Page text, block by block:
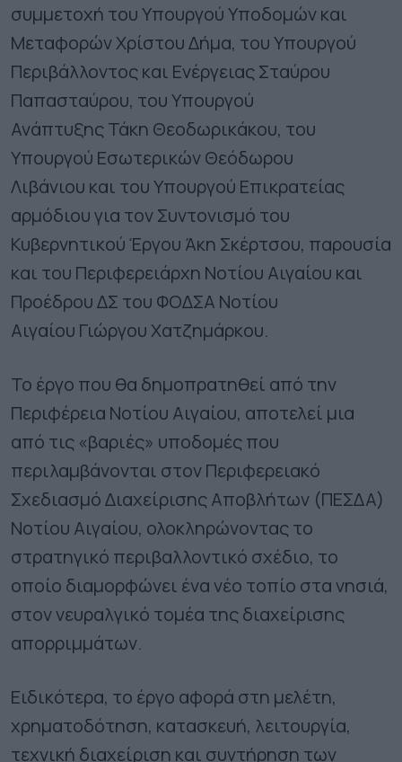
συμμετοχή του Υπουργού Υποδομών και
Μεταφορών Χρίστου Δήμα, του Υπουργού
Περιβάλλοντος και Ενέργειας Σταύρου
Παπασταύρου, του Υπουργού
Ανάπτυξης Τάκη Θεοδωρικάκου, του
Υπουργού Εσωτερικών Θεόδωρου
Λιβάνιου και του Υπουργού Επικρατείας
αρμόδιου για τον Συντονισμό του
Κυβερνητικού Έργου Άκη Σκέρτσου, παρουσία
και του Περιφερειάρχη Νοτίου Αιγαίου και
Προέδρου ΔΣ του ΦΟΔΣΑ Νοτίου
Αιγαίου Γιώργου Χατζημάρκου.
Το έργο που θα δημοπρατηθεί από την
Περιφέρεια Νοτίου Αιγαίου, αποτελεί μια
από τις «βαριές» υποδομές που
περιλαμβάνονται στον Περιφερειακό
Σχεδιασμό Διαχείρισης Αποβλήτων (ΠΕΣΔΑ)
Νοτίου Αιγαίου, ολοκληρώνοντας το
στρατηγικό περιβαλλοντικό σχέδιο, το
οποίο διαμορφώνει ένα νέο τοπίο στα νησιά,
στον νευραλγικό τομέα της διαχείρισης
απορριμμάτων.
Ειδικότερα, το έργο αφορά στη μελέτη,
χρηματοδότηση, κατασκευή, λειτουργία,
τεχνική διαχείριση και συντήρηση των